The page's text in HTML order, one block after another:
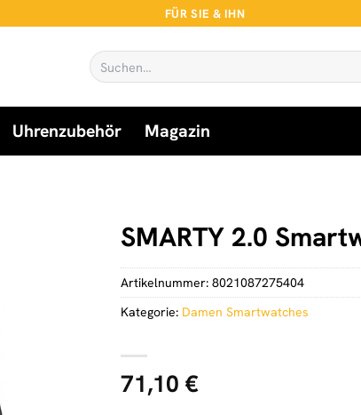
FÜR SIE & IHN
Suchen
nach:
Uhrenzubehör Magazin
SMARTY 2.0
71,10 €
Artikelnummer: 8021087275404
Kategorie: Damen Smartwatches